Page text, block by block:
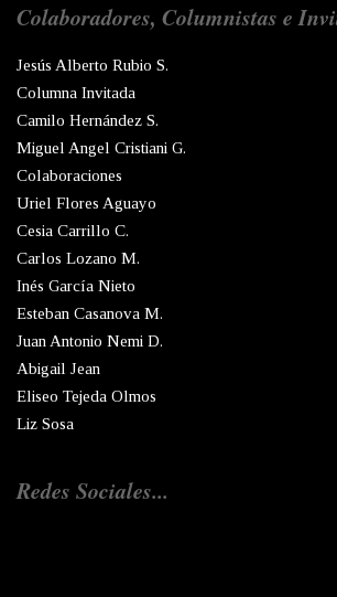
Colaboradores, Columnistas e
Jesús Alberto Rubio S.
Columna Invitada
Camilo Hernández S.
Miguel Angel Cristiani G.
Colaboraciones
Uriel Flores Aguayo
Cesia Carrillo C.
Carlos Lozano M.
Inés García Nieto
Esteban Casanova M.
Juan Antonio Nemi D.
Abigail Jean
Eliseo Tejeda Olmos
Liz Sosa
Redes Sociales...